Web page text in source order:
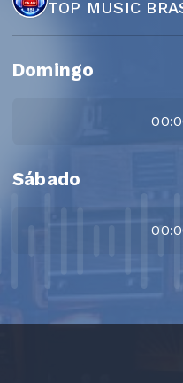
TOP MUSIC
Domingo
Sábado